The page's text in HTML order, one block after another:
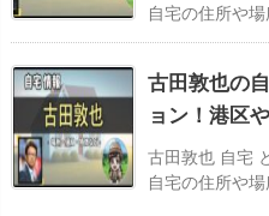
自宅の住所や
古田敦也の
ョン！港区
古田敦也 自宅
自宅の住所や